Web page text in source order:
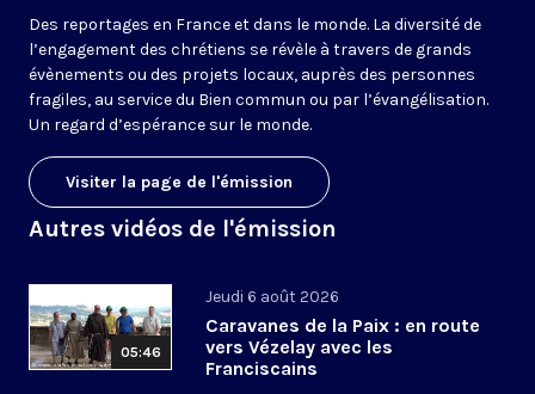
Des reportages en France et dans le monde. La diversité de
l’engagement des chrétiens se révèle à travers de grands
évènements ou des projets locaux, auprès des personnes
fragiles, au service du Bien commun ou par l’évangélisation.
Un regard d’espérance sur le monde.
Visiter la page de l'émission
Autres vidéos de l'émission
05:46
Jeudi 6 août 2026
Caravanes de la Paix : en route
vers Vézelay avec les
Franciscains